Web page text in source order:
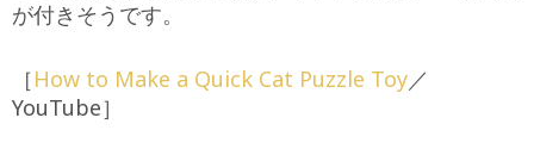
が付きそうです。
［How to Make a Quick Cat Puzzle Toy／
YouTube］